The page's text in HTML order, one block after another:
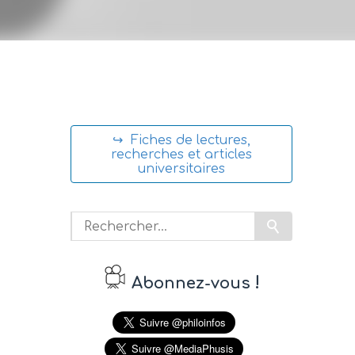
↪ Fiches de lectures,
recherches et articles
universitaires
Abonnez-vous !